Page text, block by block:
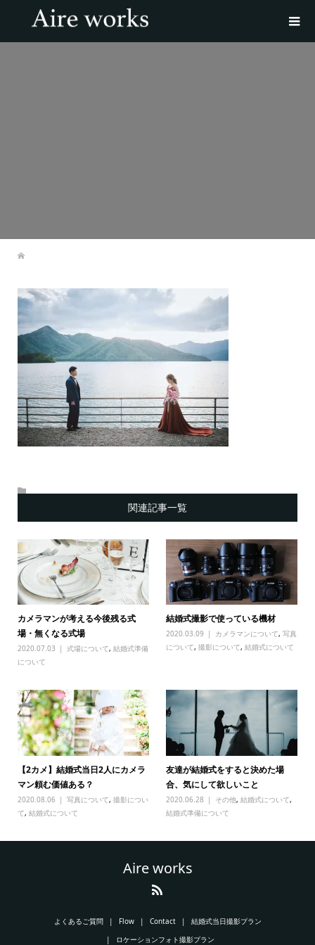
関連記事一覧
カメラマンが考える今後残る式
場・無くなる式場
2020.07.03 式場について, 結婚式準備
について
結婚式撮影で使っている機材
2020.03.09 カメラマンについて,写真
について,撮影について,結婚式について
【2カメ】結婚式当日2人にカメラ
マン頼む価値ある？
2020.08.06 写真について, 撮影につい
て, 結婚式について
友達が結婚式をすると決めた場
合、気にして欲しいこと
2020.06.28 その他,結婚式について,
結婚式準備について
Aire works
よくあるご質問 Flow Contact
結婚式当日撮影プラン
ロケーションフォト撮影プラン